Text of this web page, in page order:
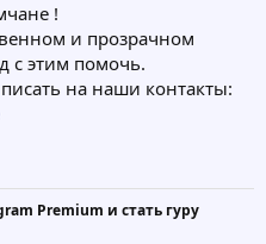
!
и прозрачном
с этим помочь.
на наши контакты:
Premium и стать гуру